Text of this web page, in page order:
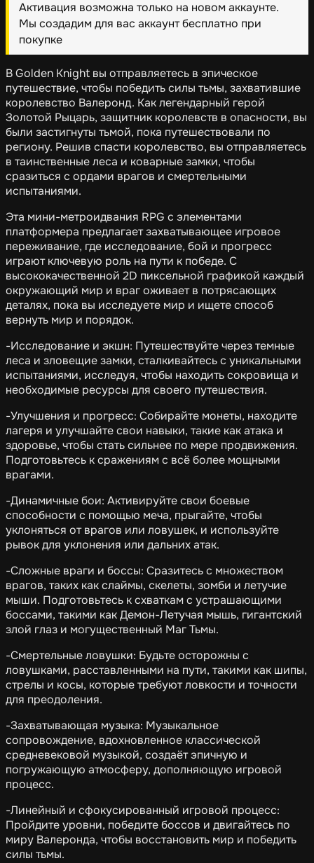
Активация возможна только на новом аккаунте.
Мы создадим для вас аккаунт бесплатно при
покупке
В Golden Knight вы отправляетесь в эпическое
путешествие, чтобы победить силы тьмы, захватившие
королевство Валеронд. Как легендарный герой
Золотой Рыцарь, защитник королевств в опасности, вы
были застигнуты тьмой, пока путешествовали по
региону. Решив спасти королевство, вы отправляетесь
в таинственные леса и коварные замки, чтобы
сразиться с ордами врагов и смертельными
испытаниями.
Эта мини-метроидвания RPG с элементами
платформера предлагает захватывающее игровое
переживание, где исследование, бой и прогресс
играют ключевую роль на пути к победе. С
высококачественной 2D пиксельной графикой каждый
окружающий мир и враг оживает в потрясающих
деталях, пока вы исследуете мир и ищете способ
вернуть мир и порядок.
-Исследование и экшн: Путешествуйте через темные
леса и зловещие замки, сталкивайтесь с уникальными
испытаниями, исследуя, чтобы находить сокровища и
необходимые ресурсы для своего путешествия.
-Улучшения и прогресс: Собирайте монеты, находите
лагеря и улучшайте свои навыки, такие как атака и
здоровье, чтобы стать сильнее по мере продвижения.
Подготовьтесь к сражениям с всё более мощными
врагами.
-Динамичные бои: Активируйте свои боевые
способности с помощью меча, прыгайте, чтобы
уклоняться от врагов или ловушек, и используйте
рывок для уклонения или дальних атак.
-Сложные враги и боссы: Сразитесь с множеством
врагов, таких как слаймы, скелеты, зомби и летучие
мыши. Подготовьтесь к схваткам с устрашающими
боссами, такими как Демон-Летучая мышь, гигантский
злой глаз и могущественный Маг Тьмы.
-Смертельные ловушки: Будьте осторожны с
ловушками, расставленными на пути, такими как шипы,
стрелы и косы, которые требуют ловкости и точности
для преодоления.
-Захватывающая музыка: Музыкальное
сопровождение, вдохновленное классической
средневековой музыкой, создаёт эпичную и
погружающую атмосферу, дополняющую игровой
процесс.
-Линейный и сфокусированный игровой процесс:
Пройдите уровни, победите боссов и двигайтесь по
миру Валеронда, чтобы восстановить мир и победить
силы тьмы.